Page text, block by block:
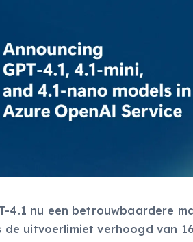
4.1 nu een betrouwbaardere
uitvoerlimiet verhoogd van